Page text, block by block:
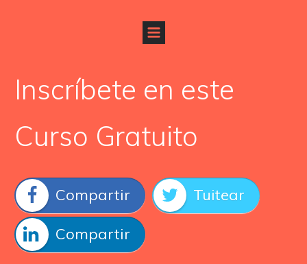
Inscríbete en este
Curso Gratuito
Compartir Tuitear
Compartir